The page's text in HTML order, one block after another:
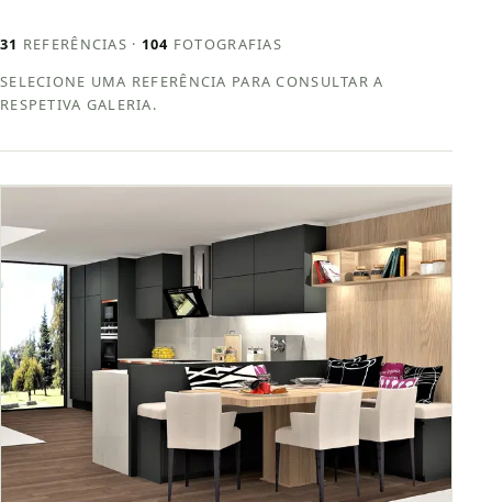
31 REFERÊNCIAS · 104 FOTOGRAFIAS
SELECIONE UMA REFERÊNCIA PARA CONSULTAR A
RESPETIVA GALERIA.